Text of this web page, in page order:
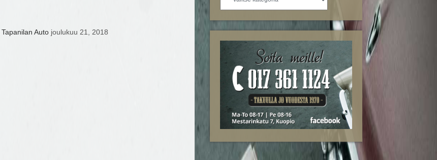
Tapanilan Autojoulukuu 21, 2018